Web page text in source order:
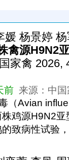
杨景婷
禽源H9N2
家禽
前 来源：中
（Avian
鸡源H9N2
致病性试验